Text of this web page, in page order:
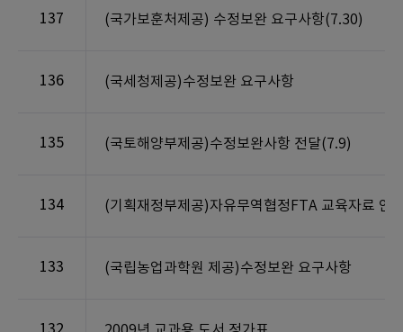
137 (국가보훈처제공) 수정보완 요구사항(7.30)
136 (국세청제공)수정보완 요구사항
135 (국토해양부제공)수정보완사항 전달(7.9)
134 (기획재정부제공)자유무역협정FTA 교육자료 안
133 (국립농업과학원 제공)수정보완 요구사항